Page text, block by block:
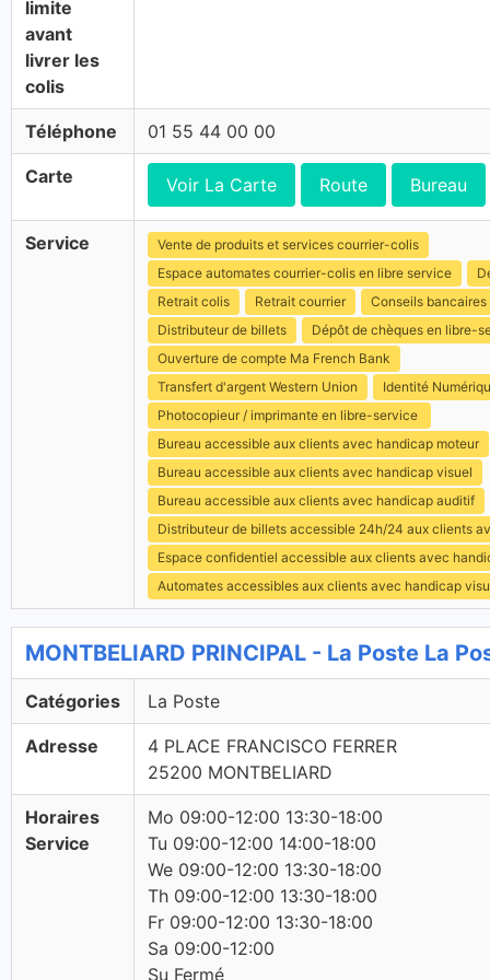
limite
avant
livrer les
colis
Téléphone 01 55 44 00 00
Carte Voir La Carte Route Bureau
Service
Vente de produits et services courrier-colis
Espace automates courrier-colis en libre service
Retrait colis
Retrait courrier
Conseils bancaires
Distributeur de billets
Dépôt de chèques en libre-
Ouverture de compte Ma French Bank
Transfert d'argent Western Union
Identité
Photocopieur / imprimante en libre-service
Bureau accessible aux clients avec handicap moteur
Bureau accessible aux clients avec handicap visuel
Bureau accessible aux clients avec handicap auditif
Distributeur de billets accessible 24h/24 aux clients
Espace confidentiel accessible aux clients avec
Automates accessibles aux clients avec handicap
MONTBELIARD PRINCIPAL - La Poste La
Catégories La Poste
Adresse
4 PLACE FRANCISCO FERRER
25200 MONTBELIARD
Horaires
Service
Mo 09:00-12:00 13:30-18:00
Tu 09:00-12:00 14:00-18:00
We 09:00-12:00 13:30-18:00
Th 09:00-12:00 13:30-18:00
Fr 09:00-12:00 13:30-18:00
Sa 09:00-12:00
Su Fermé